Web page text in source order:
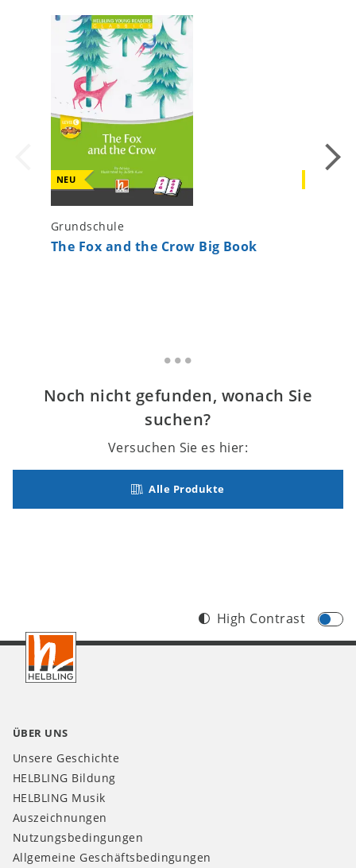
NEU
Grundschule
The Fox and the Crow Big Book
Noch nicht gefunden, wonach Sie
suchen?
Versuchen Sie es hier:
Alle Produkte
Footer
DE
High Contrast
ÜBER UNS
Unsere Geschichte
HELBLING Bildung
HELBLING Musik
Auszeichnungen
Nutzungsbedingungen
Allgemeine Geschäftsbedingungen